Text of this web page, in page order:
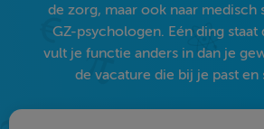
de zorg, maar ook naar medisch
GZ-psychologen. Eén ding staat
vult je functie anders in dan je
de vacature die bij je past